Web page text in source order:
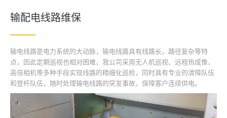
输配电线路维保
输电线路是电力系统的大动脉，输电线路具有线路长，路径复杂等特
点，因此定期巡视也相对困难，我公司采用无人机巡视、远程热成像、
高倍相机等多种手段实现线路的精细化巡检，同时具有专业的清障队伍
和登杆队伍，随时处理输电线路的突发事故，保障客户连续供电。